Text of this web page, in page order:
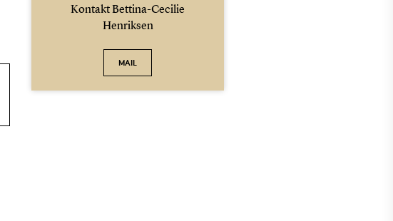
Kontakt Bettina-Cecilie
Henriksen
MAIL